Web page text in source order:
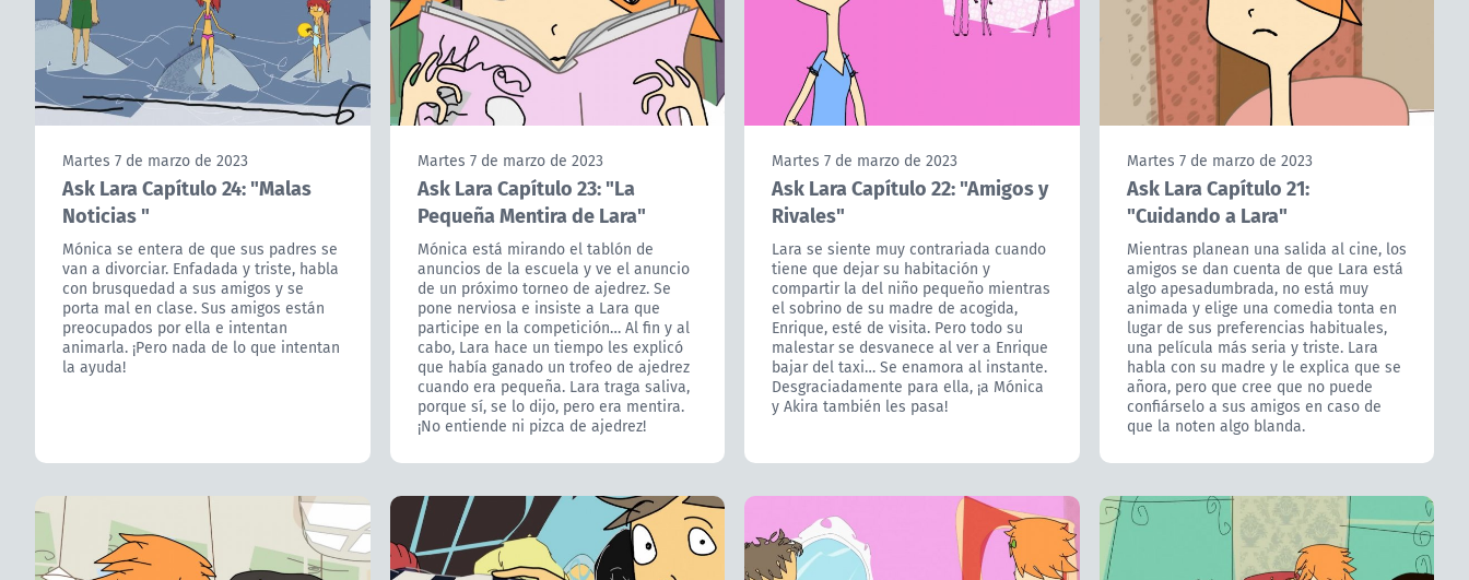
Martes 7 de marzo de 2023
Ask Lara Capítulo 24: "Malas
Noticias "
Mónica se entera de que sus padres se
van a divorciar. Enfadada y triste, habla
con brusquedad a sus amigos y se
porta mal en clase. Sus amigos están
preocupados por ella e intentan
animarla. ¡Pero nada de lo que intentan
la ayuda!
Martes 7 de marzo de 2023
Ask Lara Capítulo 23: "La
Pequeña Mentira de Lara"
Mónica está mirando el tablón de
anuncios de la escuela y ve el anuncio
de un próximo torneo de ajedrez. Se
pone nerviosa e insiste a Lara que
participe en la competición… Al fin y al
cabo, Lara hace un tiempo les explicó
que había ganado un trofeo de ajedrez
cuando era pequeña. Lara traga saliva,
porque sí, se lo dijo, pero era mentira.
¡No entiende ni pizca de ajedrez!
Martes 7 de marzo de 2023
Ask Lara Capítulo 22: "Amigos y
Rivales"
Lara se siente muy contrariada cuando
tiene que dejar su habitación y
compartir la del niño pequeño mientras
el sobrino de su madre de acogida,
Enrique, esté de visita. Pero todo su
malestar se desvanece al ver a Enrique
bajar del taxi… Se enamora al instante.
Desgraciadamente para ella, ¡a Mónica
y Akira también les pasa!
Martes 7 de marzo de 2023
Ask Lara Capítulo 21:
"Cuidando a Lara"
Mientras planean una salida al cine, los
amigos se dan cuenta de que Lara está
algo apesadumbrada, no está muy
animada y elige una comedia tonta en
lugar de sus preferencias habituales,
una película más seria y triste. Lara
habla con su madre y le explica que se
añora, pero que cree que no puede
confiárselo a sus amigos en caso de
que la noten algo blanda.